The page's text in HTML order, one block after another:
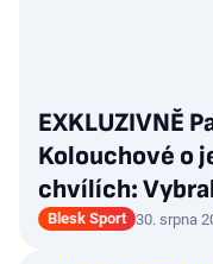
EXKLUZIVNĚ
Kolouchové o
chvílích:
Blesk Sport 30. srpna